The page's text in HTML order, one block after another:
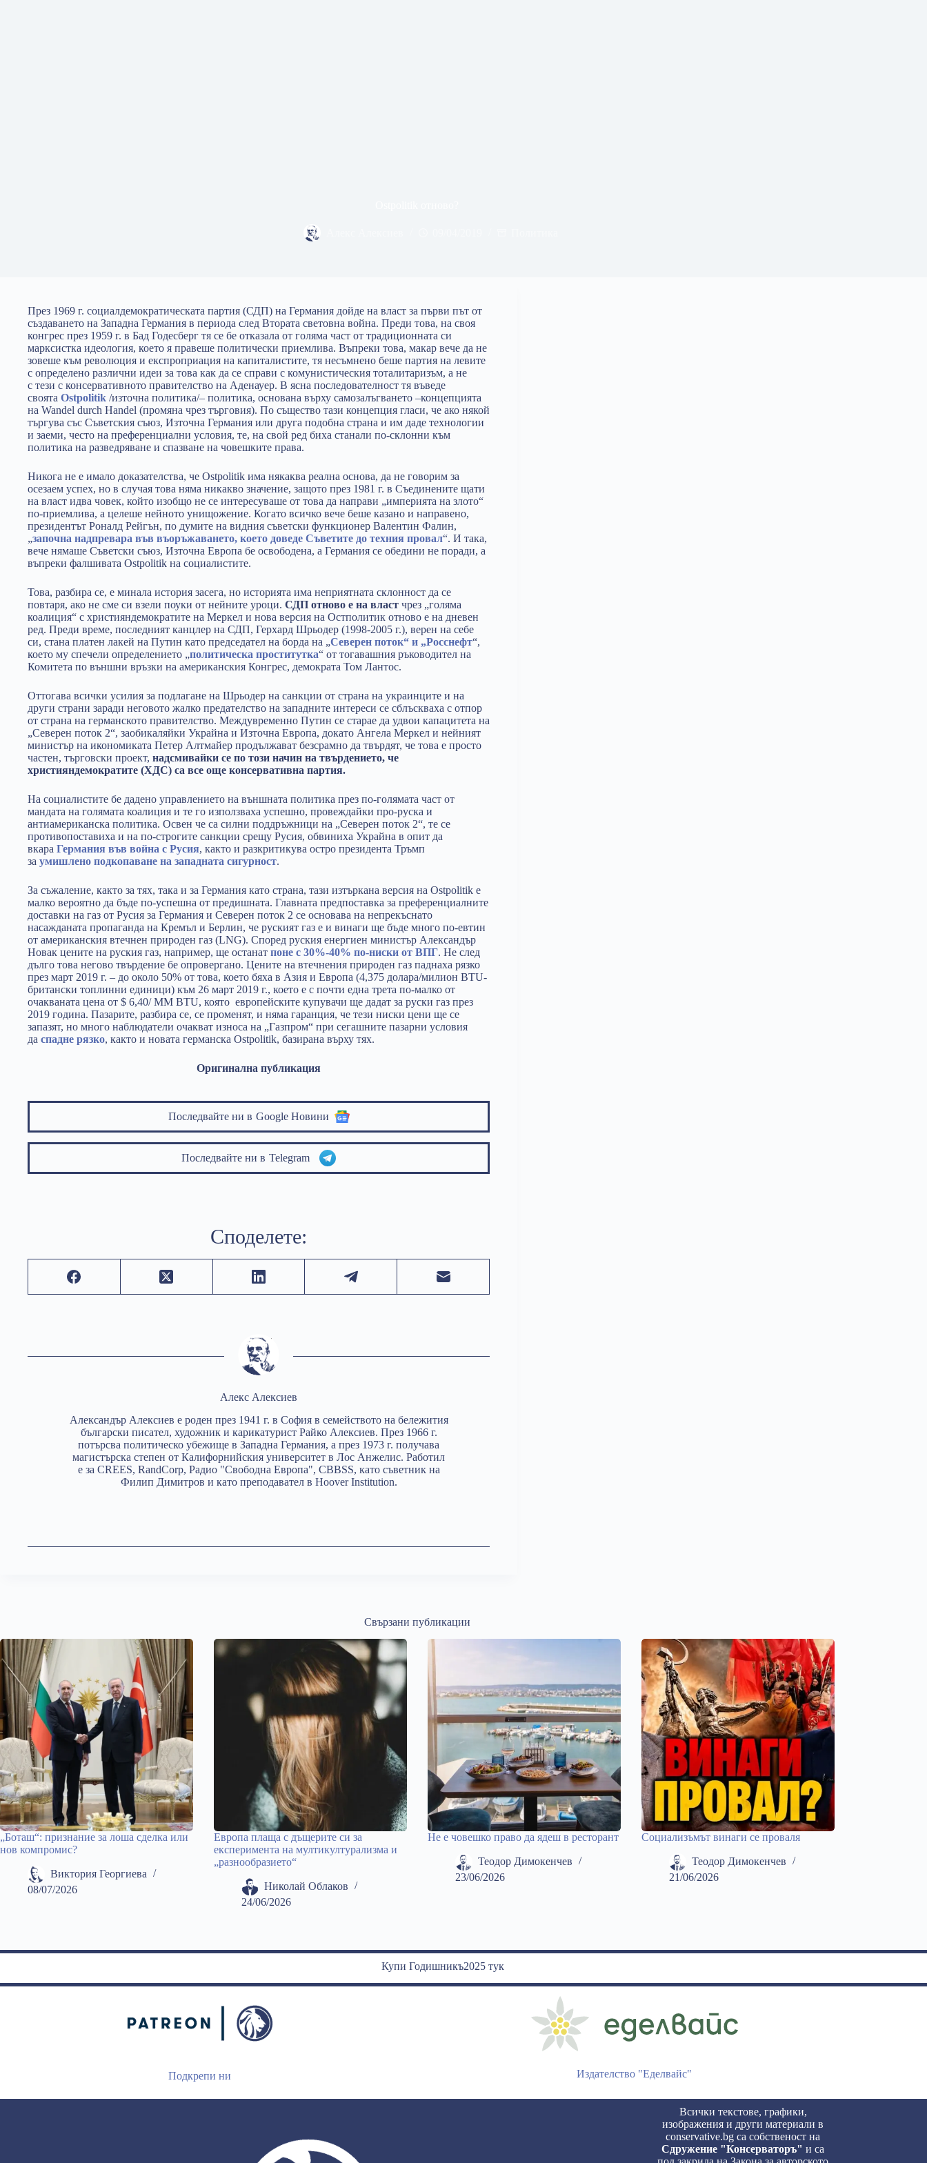
През 1969 г. социалдемократическата партия (СДП) на Германия дойде на власт за първи път от
създаването на Западна Германия в периода след Втората световна война. Преди това, на своя
конгрес през 1959 г. в Бад Годесберг тя се бе отказала от голяма част от традиционната си
марксистка идеология, което я правеше политически приемлива. Въпреки това, макар вече да не
зовеше към революция и експроприация на капиталистите, тя несъмнено беше партия на левите
с определено различни идеи за това как да се справи с комунистическия тоталитаризъм, а не
с тези с консервативното правителство на Аденауер. В ясна последователност тя въведе
своята Ostpolitik /източна политика/– политика, основана върху самозалъгването –концепцията
на Wandel durch Handel (промяна чрез търговия). По същество тази концепция гласи, че ако някой
търгува със Съветския съюз, Източна Германия или друга подобна страна и им даде технологии
и заеми, често на преференциални условия, те, на свой ред биха станали по-склонни към
политика на разведряване и спазване на човешките права.
Никога не е имало доказателства, че Ostpolitik има някаква реална основа, да не говорим за
осезаем успех, но в случая това няма никакво значение, защото през 1981 г. в Съединените щати
на власт идва човек, който изобщо не се интересуваше от това да направи „империята на злото“
по-приемлива, а целеше нейното унищожение. Когато всичко вече беше казано и направено,
президентът Роналд Рейгън, по думите на видния съветски функционер Валентин Фалин,
„започна надпревара във въоръжаването, което доведе Съветите до техния провал“. И така,
вече нямаше Съветски съюз, Източна Европа бе освободена, а Германия се обедини не поради, а
въпреки фалшивата Ostpolitik на социалистите.
Това, разбира се, е минала история засега, но историята има неприятната склонност да се
повтаря, ако не сме си взели поуки от нейните уроци. СДП отново е на власт чрез „голяма
коалиция“ с християндемократите на Меркел и нова версия на Остполитик отново е на дневен
ред. Преди време, последният канцлер на СДП, Герхард Шрьодер (1998-2005 г.), верен на себе
си, стана платен лакей на Путин като председател на борда на „Северен поток“ и „Росснефт“,
което му спечели определението „политическа проститутка“ от тогавашния ръководител на
Комитета по външни връзки на американския Конгрес, демократа Том Лантос.
Оттогава всички усилия за подлагане на Шрьодер на санкции от страна на украинците и на
други страни заради неговото жалко предателство на западните интереси се сблъскваха с отпор
от страна на германското правителство. Междувременно Путин се старае да удвои капацитета на
„Северен поток 2“, заобикаляйки Украйна и Източна Европа, докато Ангела Меркел и нейният
министър на икономиката Петер Алтмайер продължават безсрамно да твърдят, че това е просто
частен, търговски проект, надсмивайки се по този начин на твърдението, че
християндемократите (ХДС) са все още консервативна партия.
На социалистите бе дадено управлението на външната политика през по-голямата част от
мандата на голямата коалиция и те го използваха успешно, провеждайки про-руска и
антиамериканска политика. Освен че са силни поддръжници на „Северен поток 2“, те се
противопоставиха и на по-строгите санкции срещу Русия, обвиниха Украйна в опит да
вкара Германия във война с Русия, както и разкритикува остро президента Тръмп
за умишлено подкопаване на западната сигурност.
За съжаление, както за тях, така и за Германия като страна, тази изтъркана версия на Ostpolitik е
малко вероятно да бъде по-успешна от предишната. Главната предпоставка за преференциалните
доставки на газ от Русия за Германия и Северен поток 2 се основава на непрекъснато
насажданата пропаганда на Кремъл и Берлин, че руският газ е и винаги ще бъде много по-евтин
от американския втечнен природен газ (LNG). Според руския енергиен министър Александър
Новак цените на руския газ, например, ще останат поне с 30%-40% по-ниски от ВПГ. Не след
дълго това негово твърдение бе опровергано. Цените на втечнения природен газ паднаха рязко
през март 2019 г. – до около 50% от това, което бяха в Азия и Европа (4,375 долара/милион BTU-
британски топлинни единици) към 26 март 2019 г., което е с почти една трета по-малко от
очакваната цена от $ 6,40/ MM BTU, която европейските купувачи ще дадат за руски газ през
2019 година. Пазарите, разбира се, се променят, и няма гаранция, че тези ниски цени ще се
запазят, но много наблюдатели очакват износа на „Газпром“ при сегашните пазарни условия
да спадне рязко, както и новата германска Ostpolitik, базирана върху тях.
Оригинална публикация
Последвайте ни в Google Новини
Последвайте ни в Telegram
Споделете:
Алекс Алексиев
Александър Алексиев е роден през 1941 г. в София в семейството на бележития
български писател, художник и карикатурист Райко Алексиев. През 1966 г.
потърсва политическо убежище в Западна Германия, а през 1973 г. получава
магистърска степен от Калифорнийския университет в Лос Анжелис. Работил
е за CREES, RandCorp, Радио "Свободна Европа", CBBSS, като съветник на
Филип Димитров и като преподавател в Hoover Institution.
Свързани публикации
„Боташ“: признание за лоша сделка или
нов компромис?
Виктория Георгиева
08/07/2026
Европа плаща с дъщерите си за
експеримента на мултикултурализма и
„разнообразието“
Николай Облаков
24/06/2026
Не е човешко право да ядеш в ресторант
Теодор Димокенчев
23/06/2026
Социализъмът винаги се проваля
Теодор Димокенчев
21/06/2026
Купи Годишникъ2025 тук
Подкрепи ни Издателство "Еделвайс"
Всички текстове, графики,
изображения и други материали в
conservative.bg са собственост на
Сдружение "Консерваторъ" и са